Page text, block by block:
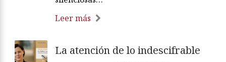
Leer más
La atención de lo indescifrable